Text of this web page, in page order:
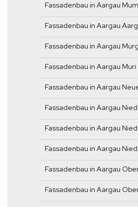
Fassadenbau in Aargau
Fassadenbau in Aargau
Fassadenbau in Aargau
Fassadenbau in Aargau Muri
Fassadenbau in Aargau
Fassadenbau in Aargau
Fassadenbau in Aargau
Fassadenbau in Aargau
Fassadenbau in Aargau
Fassadenbau in Aargau